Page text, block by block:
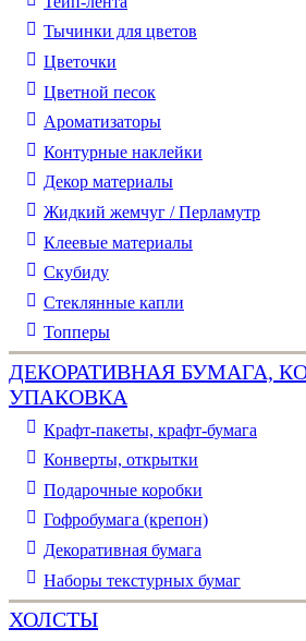
Тычинки для цветов
Цветочки
Цветной песок
Ароматизаторы
Контурные наклейки
Декор материалы
Жидкий жемчуг / Перламутр
Клеевые материалы
Скубиду
Стеклянные капли
Топперы
ДЕКОРАТИВНАЯ БУМАГА,
УПАКОВКА
Крафт-пакеты, крафт-бумага
Конверты, открытки
Подарочные коробки
Гофробумага (крепон)
Декоративная бумага
Наборы текстурных бумаг
ХОЛСТЫ